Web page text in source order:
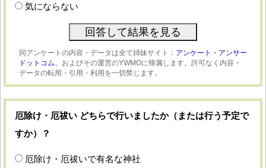
気にならない
同アンケートの内容・データは全て姉妹サイト： アンケート・アンサー
ドットコム、 およびその運営のYWMOに帰属します。許可なく内容・
データの転用・引用・利用を一切禁じます。
厄除け・厄祓い どちらで行いましたか（または行う予定で
すか）？
厄除け・厄祓いで有名な神社